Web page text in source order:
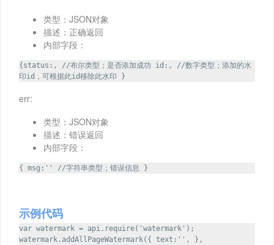
类型：JSON对象
描述：正确返回
内部字段：
{status:, //布尔类型；是否添加成功 id:, //数字类型；添加的水
印id，可根据此id移除此水印 }
err:
类型：JSON对象
描述：错误返回
内部字段：
{ msg:'' //字符串类型；错误信息 }
示例代码
var watermark = api.require('watermark');
watermark.addAllPageWatermark({ text:'', },